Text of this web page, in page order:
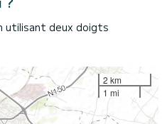
utilisant deux doigts
2 km
1 mi